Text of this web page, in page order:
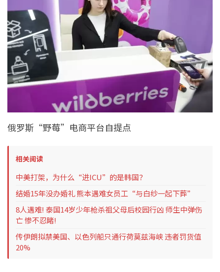
俄罗斯“野莓”电商平台自提点
相关阅读
中美打架，为什么“进ICU”的是韩国？
结婚15年没办婚礼 熊本遇难女员工“与白纱一起下葬”
8人遇难! 泰国14岁少年枪杀祖父母后校园行凶 师生中弹伤
亡 惨不忍睹!
传伊朗拟禁美国、以色列船只通行荷莫兹海峡 违者罚货值
20%